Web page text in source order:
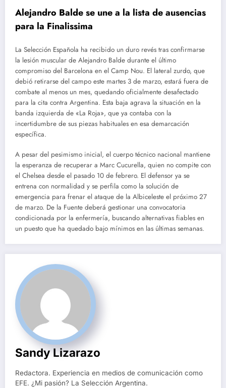
Alejandro Balde se une a la lista de ausencias
para la Finalissima
La Selección Española ha recibido un duro revés tras confirmarse
la lesión muscular de Alejandro Balde durante el último
compromiso del Barcelona en el Camp Nou. El lateral zurdo, que
debió retirarse del campo este martes 3 de marzo, estará fuera de
combate al menos un mes, quedando oficialmente desafectado
para la cita contra Argentina. Esta baja agrava la situación en la
banda izquierda de «La Roja», que ya contaba con la
incertidumbre de sus piezas habituales en esa demarcación
específica.
A pesar del pesimismo inicial, el cuerpo técnico nacional mantiene
la esperanza de recuperar a Marc Cucurella, quien no compite con
el Chelsea desde el pasado 10 de febrero. El defensor ya se
entrena con normalidad y se perfila como la solución de
emergencia para frenar el ataque de la Albiceleste el próximo 27
de marzo. De la Fuente deberá gestionar una convocatoria
condicionada por la enfermería, buscando alternativas fiables en
un puesto que ha quedado bajo mínimos en las últimas semanas.
Sandy Lizarazo
Redactora. Experiencia en medios de comunicación como
EFE. ¿Mi pasión? La Selección Argentina.